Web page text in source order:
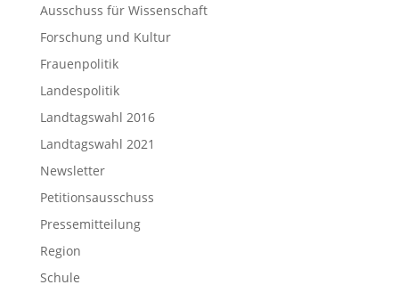
Ausschuss für Wissenschaft
Forschung und Kultur
Frauenpolitik
Landespolitik
Landtagswahl 2016
Landtagswahl 2021
Newsletter
Petitionsausschuss
Pressemitteilung
Region
Schule